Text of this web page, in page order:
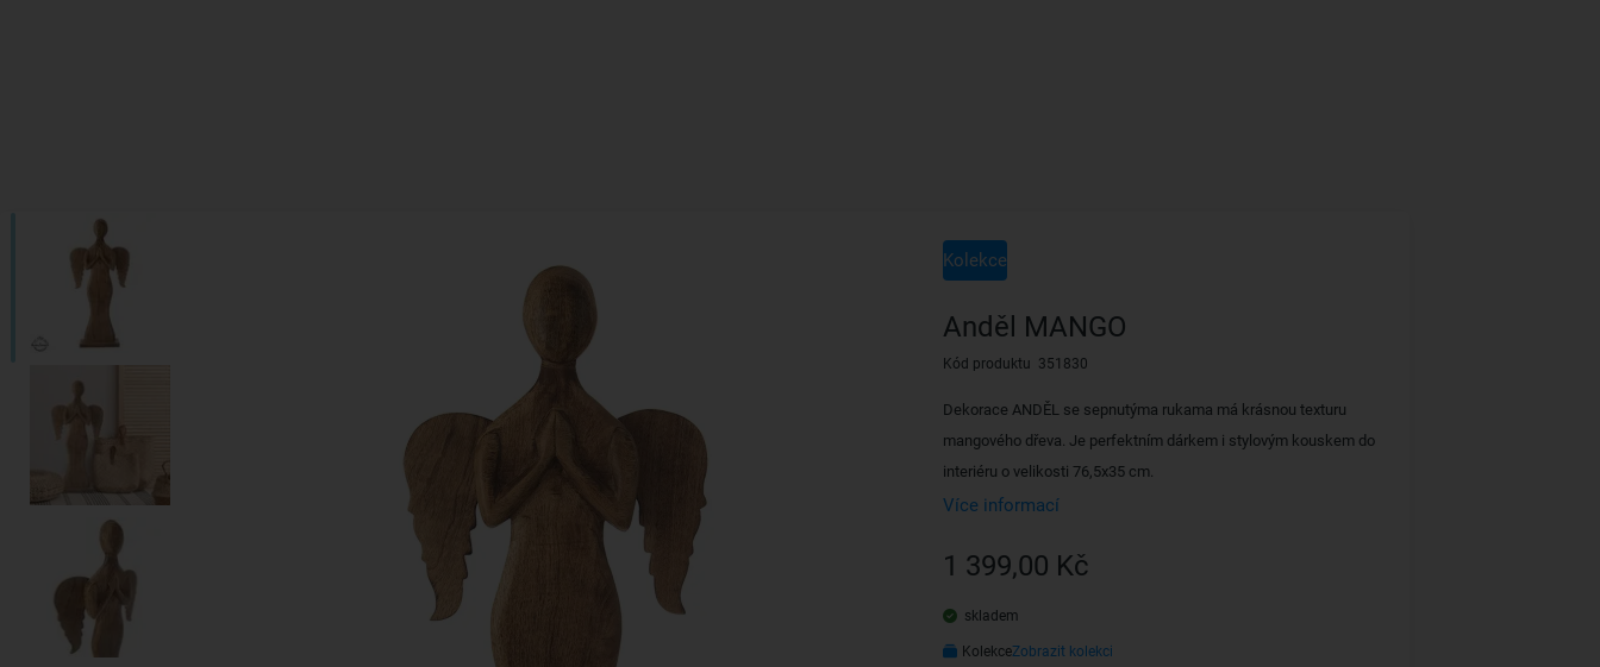
Kolekce
Anděl MANGO
Kód produktu 351830
Dekorace ANDĚL se sepnutýma rukama má krásnou texturu
mangového dřeva. Je perfektním dárkem i stylovým kouskem do
interiéru o velikosti 76,5x35 cm.
Více informací
1 399,00 Kč
skladem
KolekceZobrazit kolekci